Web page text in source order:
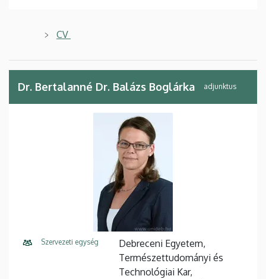
CV
Dr. Bertalanné Dr. Balázs Boglárka adjunktus
Szervezeti egység
Debreceni Egyetem,
Természettudományi és
Technológiai Kar,